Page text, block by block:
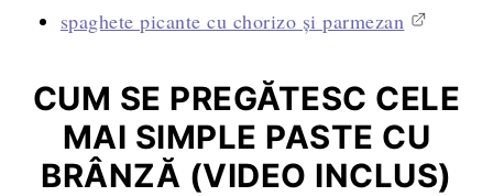
spaghete picante cu chorizo și parmezan
CUM SE PREGĂTESC CELE
MAI SIMPLE PASTE CU
BRÂNZĂ (VIDEO INCLUS)